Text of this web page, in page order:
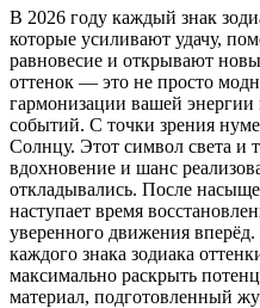
В 2026 году каждый знак
которые усиливают удачу,
равновесие и открывают
оттенок — это не просто
гармонизации вашей
событий. С точки зрения
Солнцу. Этот символ света и
вдохновение и шанс
откладывались. После
наступает время
уверенного движения
каждого знака зодиака
максимально раскрыть
материал, подготовленный